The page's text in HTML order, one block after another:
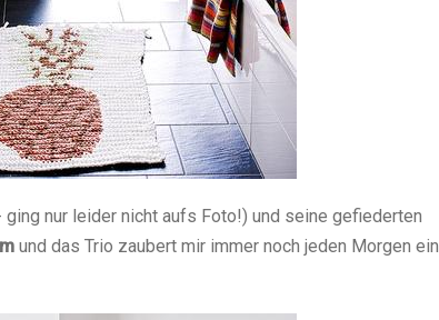
nur leider nicht aufs Foto!) und seine gefiederten
und das Trio zaubert mir immer noch jeden Morgen ein